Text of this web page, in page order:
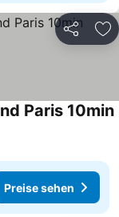
Teilen
Paris 10min
Preise sehen